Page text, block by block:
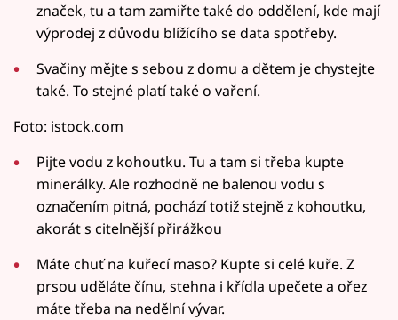
značek, tu a tam zamiřte také do oddělení, kde mají
výprodej z důvodu blížícího se data spotřeby.
Svačiny mějte s sebou z domu a dětem je chystejte
také. To stejné platí také o vaření.
Foto: istock.com
Pijte vodu z kohoutku. Tu a tam si třeba kupte
minerálky. Ale rozhodně ne balenou vodu s
označením pitná, pochází totiž stejně z kohoutku,
akorát s citelnější přirážkou
Máte chuť na kuřecí maso? Kupte si celé kuře. Z
prsou uděláte čínu, stehna i křídla upečete a ořez
máte třeba na nedělní vývar.